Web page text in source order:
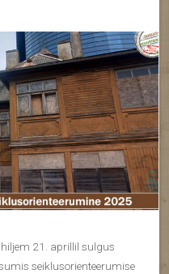
21. aprillil sulgus
seiklusorienteerumise